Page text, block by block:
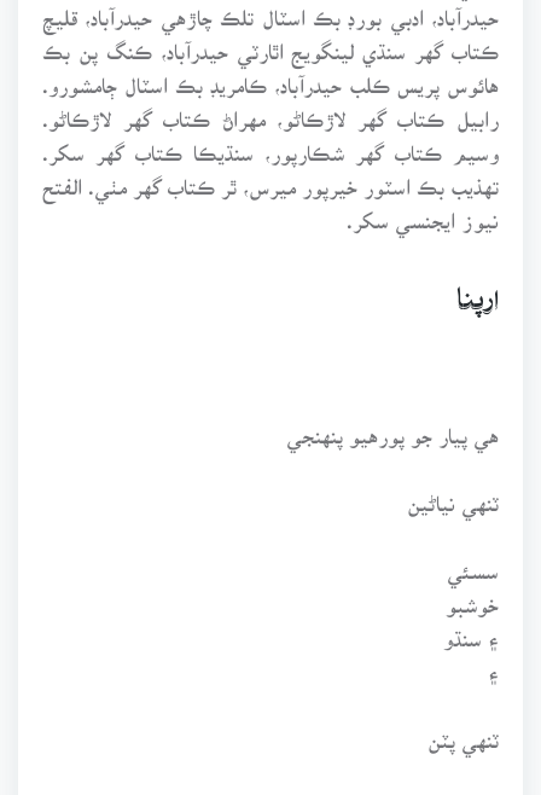
حيدرآباد، ادبي بورڊ بڪ اسٽال تلڪ چاڙهي حيدرآباد، قليچ
ڪتاب گهر سنڌي لينگويج اٿارٽي حيدرآباد، ڪنگ پن بڪ
هائوس پريس ڪلب حيدرآباد، ڪامريڊ بڪ اسٽال ڄامشورو.
رابيل ڪتاب گهر لاڙڪاڻو، مهراڻ ڪتاب گهر لاڙڪاڻو.
وسيم ڪتاب گهر شڪارپور، سنڌيڪا ڪتاب گهر سکر.
تهذيب بڪ اسٽور خيرپور ميرس، ٿر ڪتاب گهر مٺي. الفتح
نيوز ايجنسي سکر.
ارپنا
هي پيار جو پورهيو پنهنجي
ٽنهي نياڻين
۽ سنڌو